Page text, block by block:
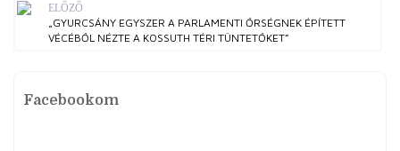
ELŐZŐ
„GYURCSÁNY EGYSZER A PARLAMENTI ŐRSÉGNEK ÉPÍTETT
VÉCÉBŐL NÉZTE A KOSSUTH TÉRI TÜNTETŐKET”
Facebookom